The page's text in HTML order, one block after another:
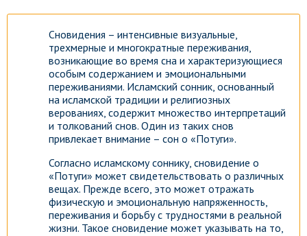
Сновидения – интенсивные визуальные,
трехмерные и многократные переживания,
возникающие во время сна и характеризующиеся
особым содержанием и эмоциональными
переживаниями. Исламский сонник, основанный
на исламской традиции и религиозных
верованиях, содержит множество интерпретаций
и толкований снов. Один из таких снов
привлекает внимание – сон о «Потуги».
Согласно исламскому соннику, сновидение о
«Потуги» может свидетельствовать о различных
вещах. Прежде всего, это может отражать
физическую и эмоциональную напряженность,
переживания и борьбу с трудностями в реальной
жизни. Такое сновидение может указывать на то,